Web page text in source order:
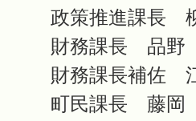
政策推進課長
財務課長 品
財務課長補佐
町民課長 藤